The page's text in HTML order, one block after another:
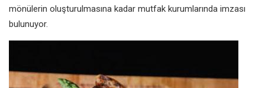
mönülerin oluşturulmasına kadar mutfak kurumlarında imzası
bulunuyor.